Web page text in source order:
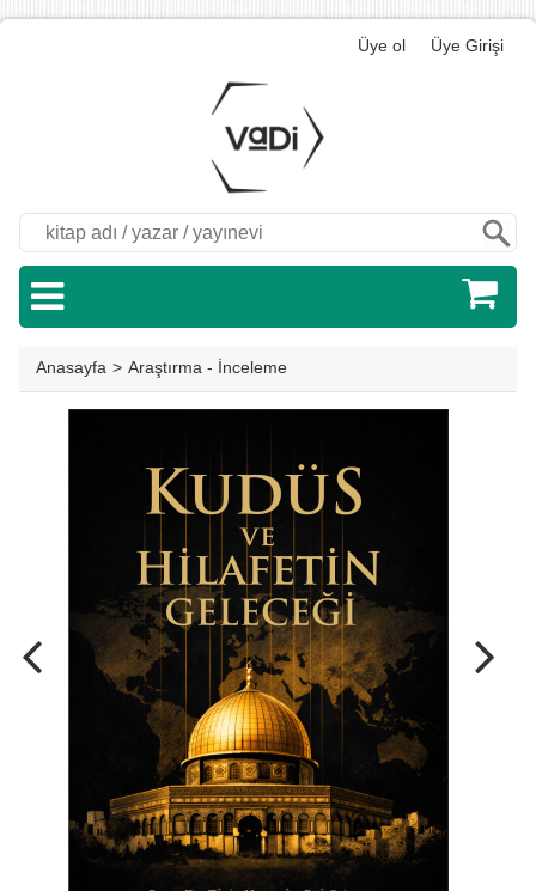
Üye ol Üye Girişi
Anasayfa > Araştırma - İnceleme